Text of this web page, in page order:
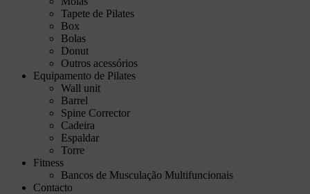
Tapete de Pilates
Box
Bolas
Donut
Outros acessórios
Equipamento de Pilates
Wall unit
Barrel
Spine Corrector
Cadeira
Espaldar
Torre
Fitness
Bancos de Musculação Multifuncionais
Contacto